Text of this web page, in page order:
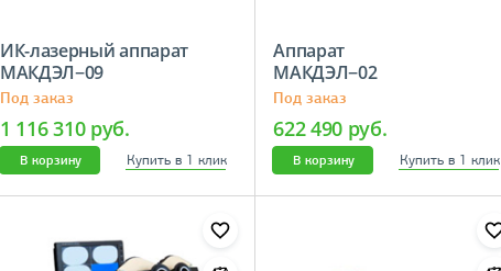
ИК-лазерный аппарат
МАКДЭЛ−09
Под заказ
1 116 310 руб.
В корзину Купить в 1 клик
Аппарат
МАКДЭЛ−02
Под заказ
622 490 руб.
В корзину Купить в 1 клик